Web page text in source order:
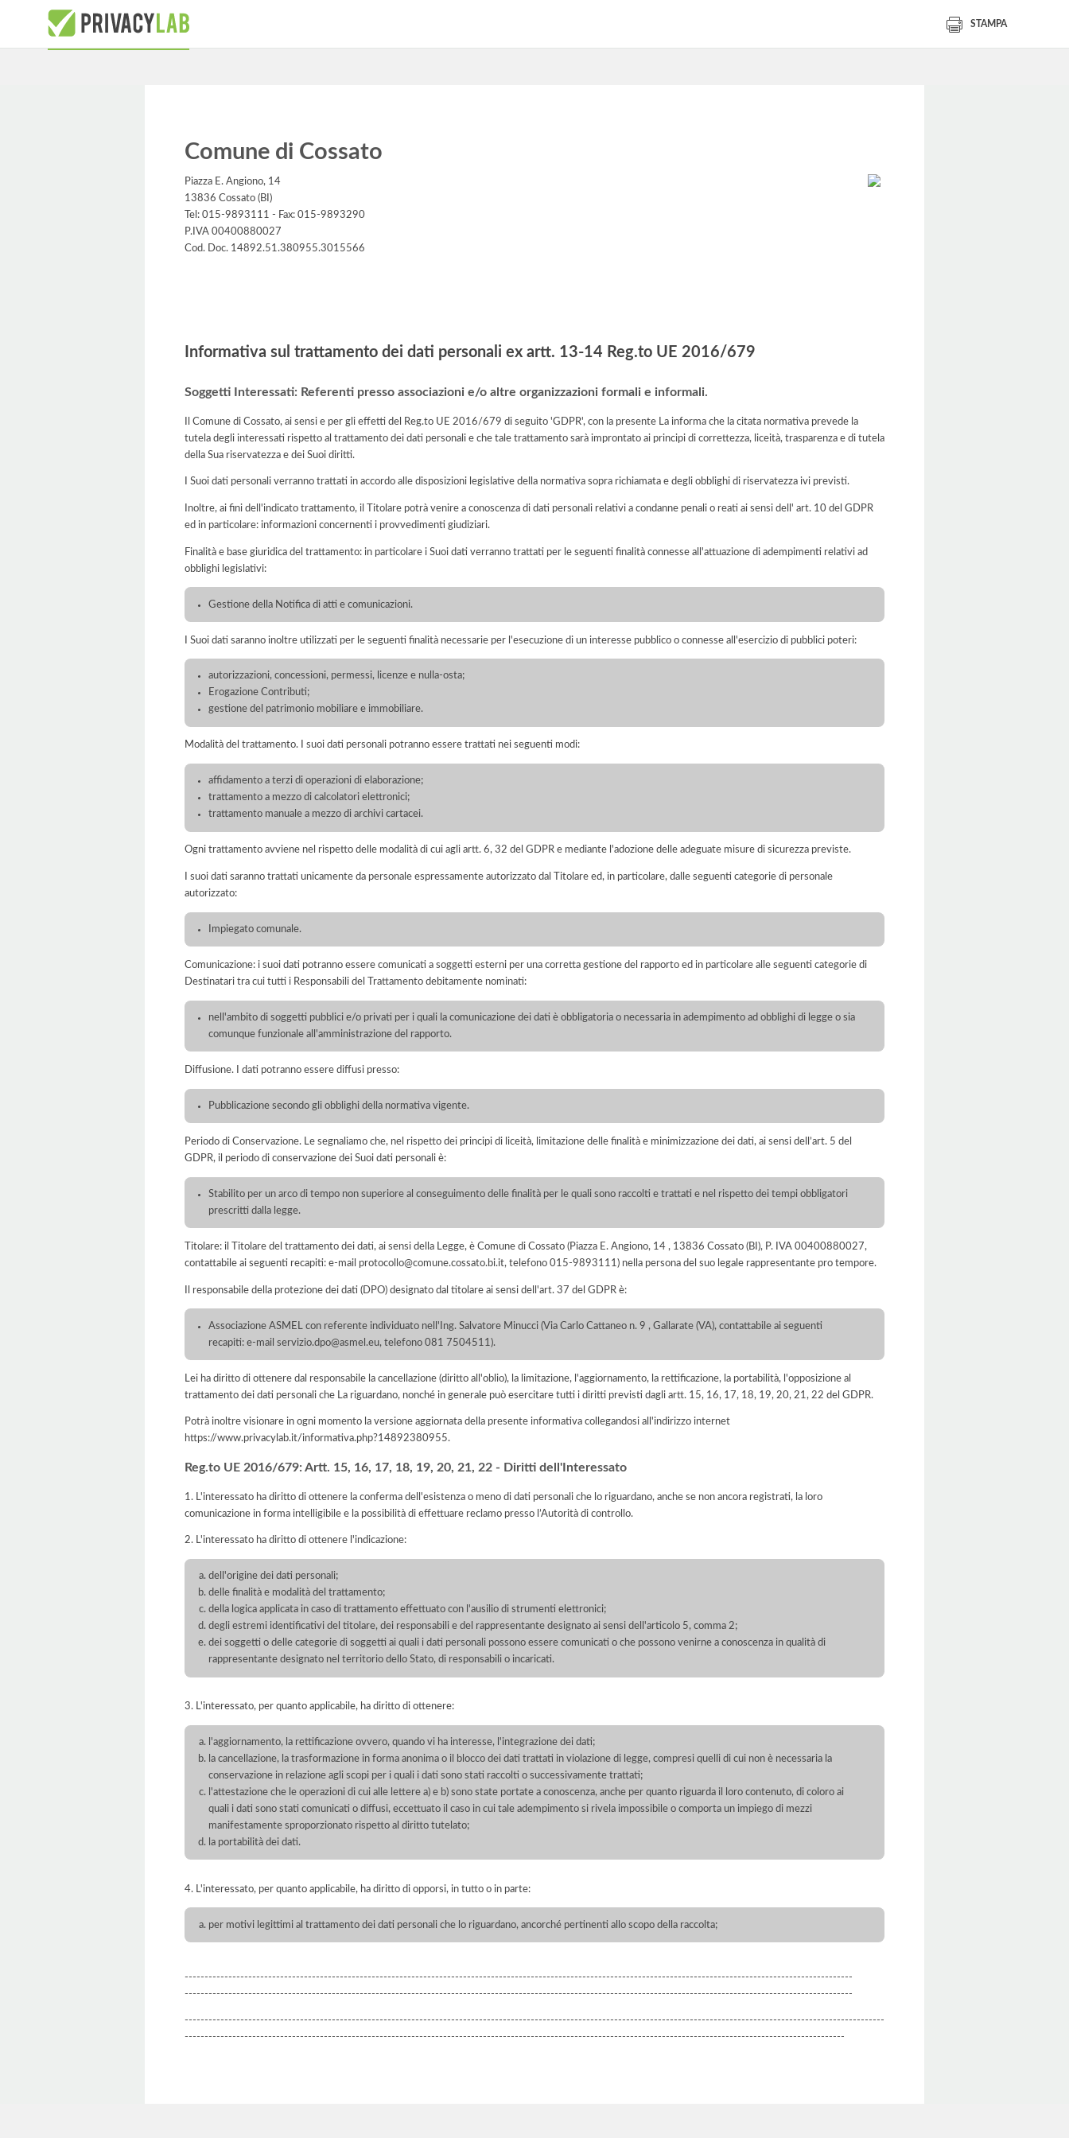
STAMPA
Comune di Cossato
Piazza E. Angiono, 14
13836 Cossato (BI)
Tel: 015-9893111 - Fax: 015-9893290
P.IVA 00400880027
Cod. Doc. 14892.51.380955.3015566
Informativa sul trattamento dei dati personali ex artt. 13-14 Reg.to UE 2016/679
Soggetti Interessati: Referenti presso associazioni e/o altre organizzazioni formali e informali.
Il Comune di Cossato, ai sensi e per gli effetti del Reg.to UE 2016/679 di seguito 'GDPR', con la presente La informa che la citata normativa prevede la
tutela degli interessati rispetto al trattamento dei dati personali e che tale trattamento sarà improntato ai principi di correttezza, liceità, trasparenza e di tutela
della Sua riservatezza e dei Suoi diritti.
I Suoi dati personali verranno trattati in accordo alle disposizioni legislative della normativa sopra richiamata e degli obblighi di riservatezza ivi previsti.
Inoltre, ai fini dell'indicato trattamento, il Titolare potrà venire a conoscenza di dati personali relativi a condanne penali o reati ai sensi dell' art. 10 del GDPR
ed in particolare: informazioni concernenti i provvedimenti giudiziari.
Finalità e base giuridica del trattamento: in particolare i Suoi dati verranno trattati per le seguenti finalità connesse all'attuazione di adempimenti relativi ad
obblighi legislativi:
Gestione della Notifica di atti e comunicazioni.
I Suoi dati saranno inoltre utilizzati per le seguenti finalità necessarie per l'esecuzione di un interesse pubblico o connesse all'esercizio di pubblici poteri:
autorizzazioni, concessioni, permessi, licenze e nulla-osta;
Erogazione Contributi;
gestione del patrimonio mobiliare e immobiliare.
Modalità del trattamento. I suoi dati personali potranno essere trattati nei seguenti modi:
affidamento a terzi di operazioni di elaborazione;
trattamento a mezzo di calcolatori elettronici;
trattamento manuale a mezzo di archivi cartacei.
Ogni trattamento avviene nel rispetto delle modalità di cui agli artt. 6, 32 del GDPR e mediante l'adozione delle adeguate misure di sicurezza previste.
I suoi dati saranno trattati unicamente da personale espressamente autorizzato dal Titolare ed, in particolare, dalle seguenti categorie di personale
autorizzato:
Impiegato comunale.
Comunicazione: i suoi dati potranno essere comunicati a soggetti esterni per una corretta gestione del rapporto ed in particolare alle seguenti categorie di
Destinatari tra cui tutti i Responsabili del Trattamento debitamente nominati:
nell'ambito di soggetti pubblici e/o privati per i quali la comunicazione dei dati è obbligatoria o necessaria in adempimento ad obblighi di legge o sia
comunque funzionale all'amministrazione del rapporto.
Diffusione. I dati potranno essere diffusi presso:
Pubblicazione secondo gli obblighi della normativa vigente.
Periodo di Conservazione. Le segnaliamo che, nel rispetto dei principi di liceità, limitazione delle finalità e minimizzazione dei dati, ai sensi dell’art. 5 del
GDPR, il periodo di conservazione dei Suoi dati personali è:
Stabilito per un arco di tempo non superiore al conseguimento delle finalità per le quali sono raccolti e trattati e nel rispetto dei tempi obbligatori
prescritti dalla legge.
Titolare: il Titolare del trattamento dei dati, ai sensi della Legge, è Comune di Cossato (Piazza E. Angiono, 14 , 13836 Cossato (BI), P. IVA 00400880027,
contattabile ai seguenti recapiti: e-mail protocollo@comune.cossato.bi.it, telefono 015-9893111) nella persona del suo legale rappresentante pro tempore.
Il responsabile della protezione dei dati (DPO) designato dal titolare ai sensi dell'art. 37 del GDPR è:
Associazione ASMEL con referente individuato nell'Ing. Salvatore Minucci (Via Carlo Cattaneo n. 9 , Gallarate (VA), contattabile ai seguenti
recapiti: e-mail servizio.dpo@asmel.eu, telefono 081 7504511).
Lei ha diritto di ottenere dal responsabile la cancellazione (diritto all'oblio), la limitazione, l'aggiornamento, la rettificazione, la portabilità, l'opposizione al
trattamento dei dati personali che La riguardano, nonché in generale può esercitare tutti i diritti previsti dagli artt. 15, 16, 17, 18, 19, 20, 21, 22 del GDPR.
Potrà inoltre visionare in ogni momento la versione aggiornata della presente informativa collegandosi all'indirizzo internet
https://www.privacylab.it/informativa.php?14892380955.
Reg.to UE 2016/679: Artt. 15, 16, 17, 18, 19, 20, 21, 22 - Diritti dell'Interessato
1. L'interessato ha diritto di ottenere la conferma dell'esistenza o meno di dati personali che lo riguardano, anche se non ancora registrati, la loro
comunicazione in forma intelligibile e la possibilità di effettuare reclamo presso l’Autorità di controllo.
2. L'interessato ha diritto di ottenere l'indicazione:
dell'origine dei dati personali;
delle finalità e modalità del trattamento;
della logica applicata in caso di trattamento effettuato con l'ausilio di strumenti elettronici;
degli estremi identificativi del titolare, dei responsabili e del rappresentante designato ai sensi dell'articolo 5, comma 2;
dei soggetti o delle categorie di soggetti ai quali i dati personali possono essere comunicati o che possono venirne a conoscenza in qualità di
rappresentante designato nel territorio dello Stato, di responsabili o incaricati.
3. L'interessato, per quanto applicabile, ha diritto di ottenere:
l'aggiornamento, la rettificazione ovvero, quando vi ha interesse, l'integrazione dei dati;
la cancellazione, la trasformazione in forma anonima o il blocco dei dati trattati in violazione di legge, compresi quelli di cui non è necessaria la
conservazione in relazione agli scopi per i quali i dati sono stati raccolti o successivamente trattati;
l'attestazione che le operazioni di cui alle lettere a) e b) sono state portate a conoscenza, anche per quanto riguarda il loro contenuto, di coloro ai
quali i dati sono stati comunicati o diffusi, eccettuato il caso in cui tale adempimento si rivela impossibile o comporta un impiego di mezzi
manifestamente sproporzionato rispetto al diritto tutelato;
la portabilità dei dati.
4. L'interessato, per quanto applicabile, ha diritto di opporsi, in tutto o in parte:
per motivi legittimi al trattamento dei dati personali che lo riguardano, ancorché pertinenti allo scopo della raccolta;
------------------------------------------------------------------------------------------------------------------------------------------------------------------------
------------------------------------------------------------------------------------------------------------------------------------------------------------------------
--------------------------------------------------------------------------------------------------------------------------------------------------------------------------------
----------------------------------------------------------------------------------------------------------------------------------------------------------------------